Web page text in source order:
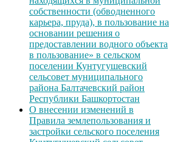
собственности (обводненного
карьера, пруда), в пользование на
основании решения о
предоставлении водного объекта
в пользование» в сельском
поселении Кунтугушевский
сельсовет муниципального
района Балтачевский район
Республики Башкортостан
О внесении изменений в
Правила землепользования и
застройки сельского поселения